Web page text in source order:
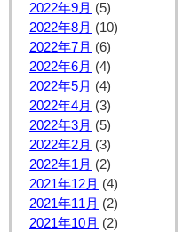
2022年9月 (5)
2022年8月 (10)
2022年7月 (6)
2022年6月 (4)
2022年5月 (4)
2022年4月 (3)
2022年3月 (5)
2022年2月 (3)
2022年1月 (2)
2021年12月 (4)
2021年11月 (2)
2021年10月 (2)